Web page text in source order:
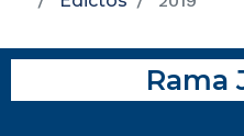
Rama